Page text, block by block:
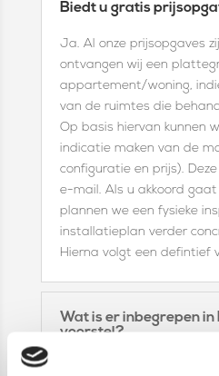
Biedt u gratis
Ja. Al onze prijsopgaves
ontvangen wij een
appartement/woning,
van de ruimtes die
Op basis hiervan kunnen
indicatie maken van de
configuratie en prijs).
e-mail. Als u akkoord
plannen we een fysieke
installatieplan verder
Hierna volgt een defintief
Wat is er inbegrepen in
voorstel?